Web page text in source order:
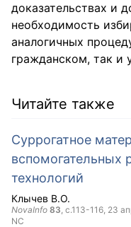
доказательствах и
необходимость
аналогичных
гражданском, так и
Читайте также
Суррогатное
вспомогательных
технологий
Клычев В.О.
NovaInfo 83, с.113-116, 23
NC